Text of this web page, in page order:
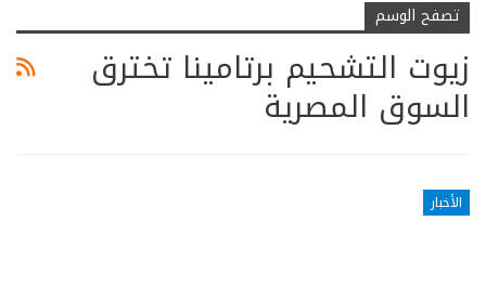
تصفح الوسم
زيوت التشحيم برتامينا تخترق
السوق المصرية
الأخبار